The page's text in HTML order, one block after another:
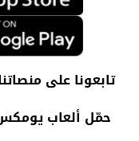
تابعوناعلى
حمّل ألعاب